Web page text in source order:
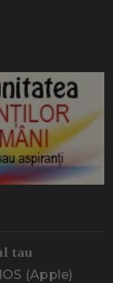
tau
(Apple)